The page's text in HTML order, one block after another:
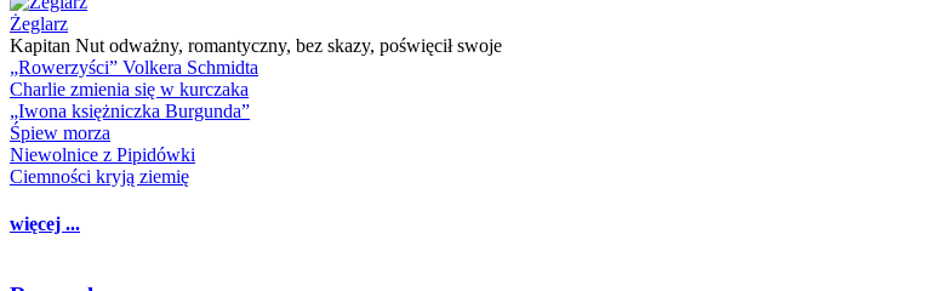
Żeglarz
Kapitan Nut odważny, romantyczny, bez skazy, poświęcił swoje
„Rowerzyści” Volkera Schmidta
Charlie zmienia się w kurczaka
„Iwona księżniczka Burgunda”
Śpiew morza
Niewolnice z Pipidówki
Ciemności kryją ziemię
więcej ...